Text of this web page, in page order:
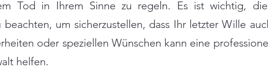
Tod in Ihrem Sinne zu regeln. Es ist wichtig,
um sicherzustellen, dass Ihr letzter Wille
oder speziellen Wünschen kann eine
helfen.